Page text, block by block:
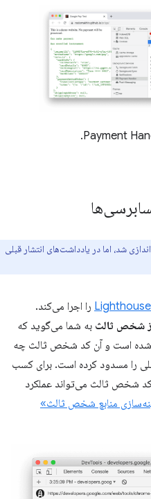
در واقع در کروم ۷۷ راه‌اندازی شد، اما در یادداشت‌های انتشار قبلی
را اجرا می‌کند.
شخص ثالث به شما می‌گوید که
است و آن کد شخص ثالث چه
را مسدود کرده است. برای کسب
کد شخص ثالث می‌تواند عملکرد
منابع شخص ثالث»